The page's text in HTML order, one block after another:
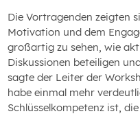
Die Vortragenden zeigten
Motivation und dem
großartig zu sehen, wie
Diskussionen beteiligen
sagte der Leiter der
habe einmal mehr
Schlüsselkompetenz ist,